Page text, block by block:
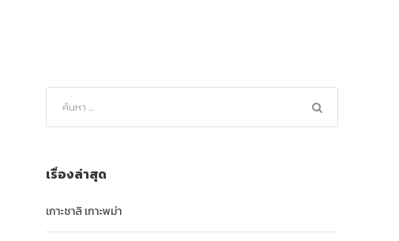
เรื่องล่าสุด
เกาะซาลิ เกาะพม่า